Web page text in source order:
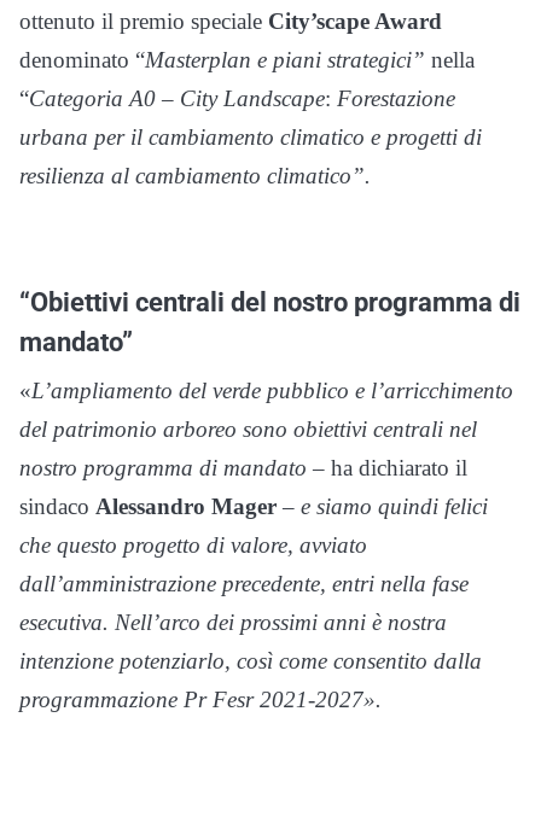
ottenuto il premio speciale City’scape Award
denominato “Masterplan e piani strategici” nella
“Categoria A0 – City Landscape: Forestazione
urbana per il cambiamento climatico e progetti di
resilienza al cambiamento climatico”.
“Obiettivi centrali del nostro programma di
mandato”
«L’ampliamento del verde pubblico e l’arricchimento
del patrimonio arboreo sono obiettivi centrali nel
nostro programma di mandato – ha dichiarato il
sindaco Alessandro Mager – e siamo quindi felici
che questo progetto di valore, avviato
dall’amministrazione precedente, entri nella fase
esecutiva. Nell’arco dei prossimi anni è nostra
intenzione potenziarlo, così come consentito dalla
programmazione Pr Fesr 2021-2027».